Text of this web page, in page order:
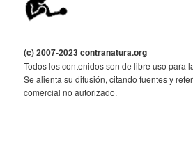
(c) 2007-2023 contranatura.org
Todos los contenidos son de libre uso para
Se alienta su difusión, citando fuentes y
comercial no autorizado.